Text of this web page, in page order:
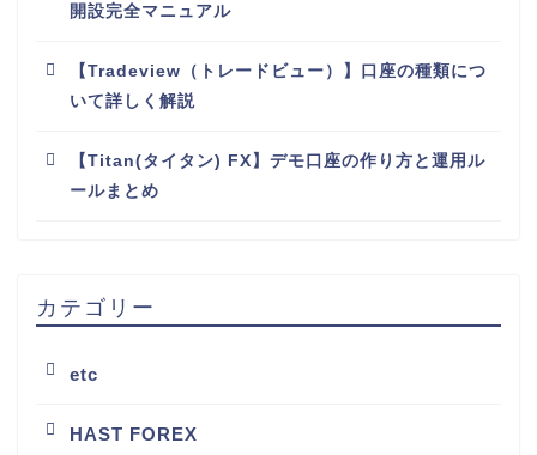
開設完全マニュアル
【Tradeview（トレードビュー）】口座の種類につ
いて詳しく解説
【Titan(タイタン) FX】デモ口座の作り方と運用ル
ールまとめ
カテゴリー
etc
HAST FOREX